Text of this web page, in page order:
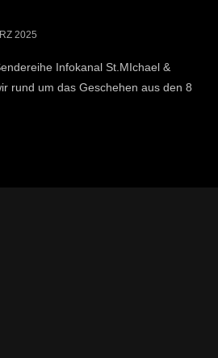
2025
Infokanal St.MIchael &
rund um das Geschehen aus den 8